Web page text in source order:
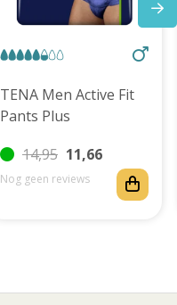
TENA Men Active Fit
Pants Plus
14,95 11,66
Nog geen reviews